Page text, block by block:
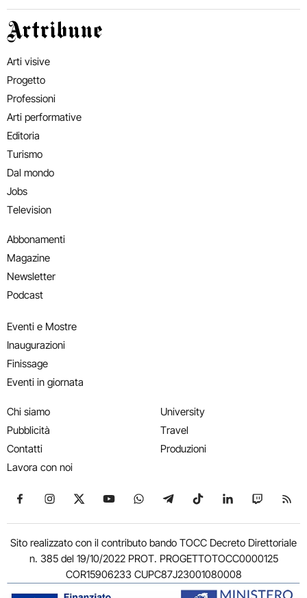
Artribune
Arti visive
Progetto
Professioni
Arti performative
Editoria
Turismo
Dal mondo
Jobs
Television
Abbonamenti
Magazine
Newsletter
Podcast
Eventi e Mostre
Inaugurazioni
Finissage
Eventi in giornata
Chi siamo
Pubblicità
Contatti
Lavora con noi
University
Travel
Produzioni
Seguici su Facebook
Seguici su Instagram
Seguici su X
Seguici su YouTube
Seguici su WhatsApp
Seguici su Telegram
Seguici su TikTok
Seguici su
Seguici
Sito realizzato con il contributo bando TOCC Decreto Direttoriale
n. 385 del 19/10/2022 PROT. PROGETTOTOCC0000125
COR15906233 CUPC87J23001080008